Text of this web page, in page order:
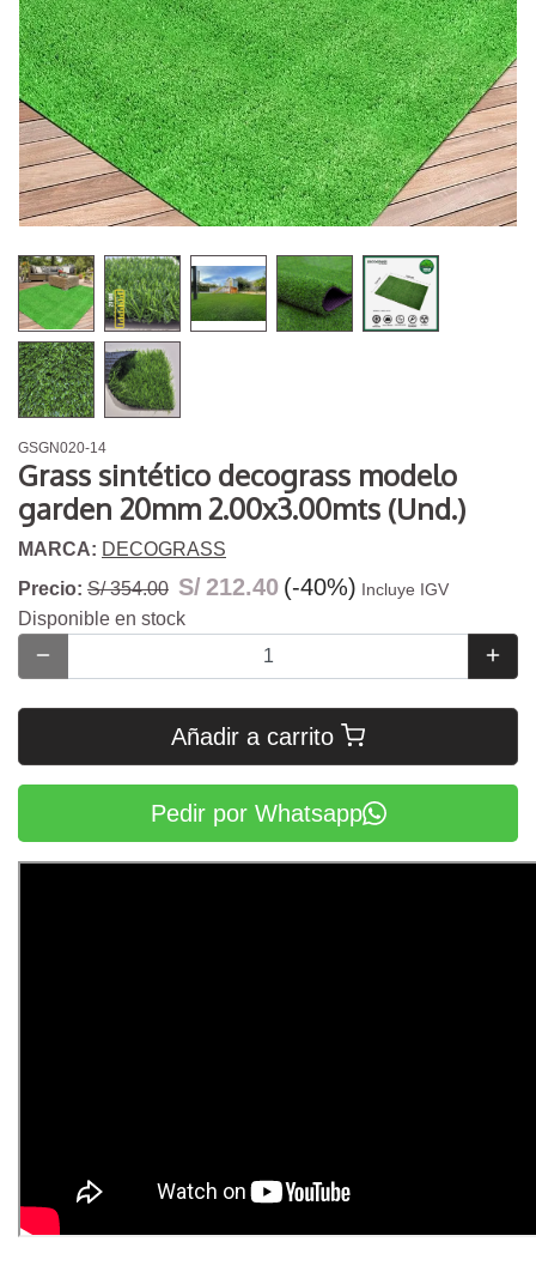
GSGN020-14
Grass sintético decograss modelo
garden 20mm 2.00x3.00mts (Und.)
MARCA: DECOGRASS
Precio: S/ 354.00 S/212.40 (-40%) Incluye IGV
Disponible en stock
Añadir a carrito
Pedir por Whatsapp